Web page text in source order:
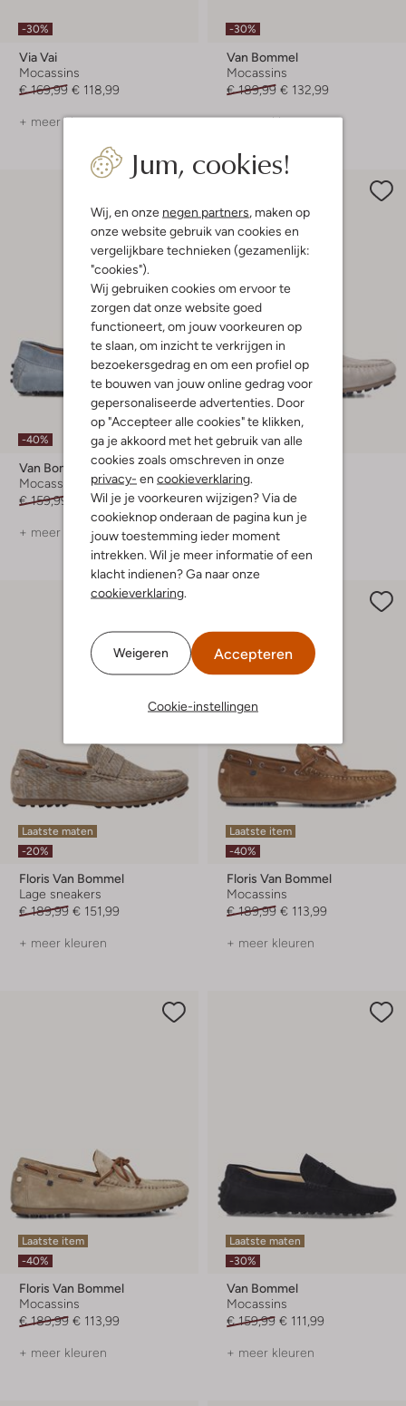
Jum, cookies!
Wij, en onze negen partners , maken op
onze website gebruik van cookies en
vergelijkbare technieken (gezamenlijk:
"cookies").
Wij gebruiken cookies om ervoor te
zorgen dat onze website goed
functioneert, om jouw voorkeuren op
te slaan, om inzicht te verkrijgen in
bezoekersgedrag en om een profiel op
te bouwen van jouw online gedrag voor
gepersonaliseerde advertenties. Door
op "Accepteer alle cookies" te klikken,
ga je akkoord met het gebruik van alle
cookies zoals omschreven in onze
privacy- en cookieverklaring
Wil je je voorkeuren wijzigen? Via de
cookieknop onderaan de pagina kun je
jouw toestemming ieder moment
intrekken. Wil je meer informatie of een
klacht indienen? Ga naar onze
cookieverklaring
Weigeren Accepteren
Cookie-instellingen
-30%
Via Vai
Mocassins
€ 169,99 € 118,99
+ meer kleuren
-30%
Van Bommel
Mocassins
€ 189,99 € 132,99
+ meer kleuren
-40%
Van Bommel
Mocassins
€ 159,99
€ 95,99
+ meer kleuren
Laatste item
-40%
Floris Van Bommel
Lage sneakers
€ 189,99 € 113,99
+ meer kleuren
Laatste maten
-20%
Floris Van Bommel
Lage sneakers
€ 189,99 € 151,99
+ meer kleuren
Laatste item
-40%
Floris Van Bommel
Mocassins
€ 189,99 € 113,99
+ meer kleuren
Laatste item
-40%
Floris Van Bommel
Mocassins
€ 189,99 € 113,99
+ meer kleuren
Laatste maten
-30%
Van Bommel
Mocassins
€ 159,99 € 111,99
+ meer kleuren